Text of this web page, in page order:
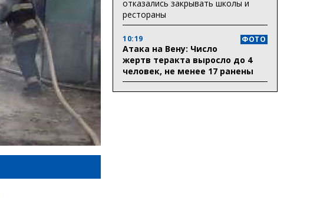
отказались закрывать школы и
рестораны
10:19 ФОТО
Атака на Вену: Число
жертв теракта выросло до 4
человек, не менее 17 ранены